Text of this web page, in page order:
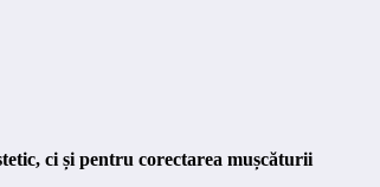
ci și pentru corectarea mușcăturii